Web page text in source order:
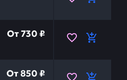
в
От730 ₽
в
От850 ₽